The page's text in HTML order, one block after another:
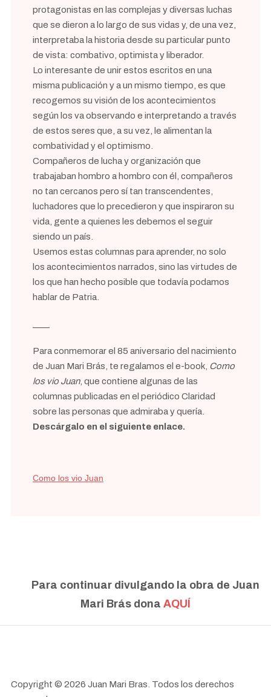
protagonistas en las complejas y diversas luchas
que se dieron a lo largo de sus vidas y, de una vez,
interpretaba la historia desde su particular punto
de vista: combativo, optimista y liberador.
Lo interesante de unir estos escritos en una
misma publicación y a un mismo tiempo, es que
recogemos su visión de los acontecimientos
según los va observando e interpretando a través
de estos seres que, a su vez, le alimentan la
combatividad y el optimismo.
Compañeros de lucha y organización que
trabajaban hombro a hombro con él, compañeros
no tan cercanos pero sí tan transcendentes,
luchadores que lo precedieron y que inspiraron su
vida, gente a quienes les debemos el seguir
siendo un país.
Usemos estas columnas para aprender, no solo
los acontecimientos narrados, sino las virtudes de
los que han hecho posible que todavía podamos
hablar de Patria.
Para conmemorar el 85 aniversario del nacimiento
de Juan Mari Brás, te regalamos el e-book, Como
los vio Juan, que contiene algunas de las
columnas publicadas en el periódico Claridad
sobre las personas que admiraba y quería.
Descárgalo en el siguiente enlace.
Como los vio Juan
Para continuar divulgando la obra de Juan
Mari Brás dona AQUÍ
Copyright © 2026 Juan Mari Bras. Todos los derechos